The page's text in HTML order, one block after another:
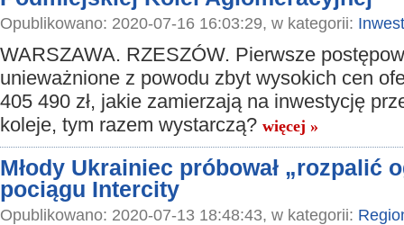
Opublikowano: 2020-07-16 16:03:29, w kategorii:
WARSZAWA. RZESZÓW. Pierwsze
unieważnione z powodu zbyt wysokich cen
405 490 zł, jakie zamierzają na inwestycję
koleje, tym razem wystarczą? więcej »
Młody Ukrainiec próbował „rozpalić
pociągu Intercity
Opublikowano: 2020-07-13 18:48:43, w kategorii: